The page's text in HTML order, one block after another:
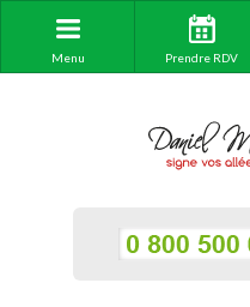
Menu Prendre RDV